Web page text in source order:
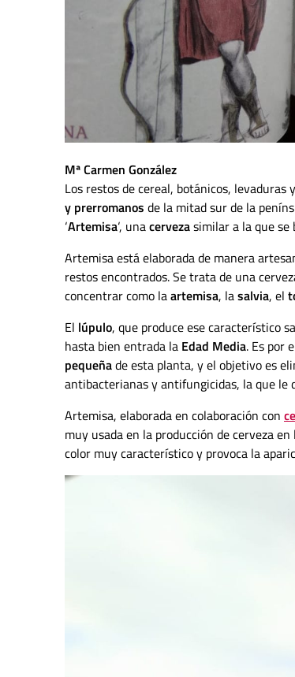
Mª Carmen González
Los restos de cereal, botánicos,
y prerromanos de la mitad sur de la
‘Artemisa‘, unacervezasimilar a la que
Artemisa está elaborada de manera
restos encontrados. Se trata de una
concentrar como laartemisa, lasalvia, el
El lúpulo, que produce ese característico
hasta bien entrada la Edad Media. Es por
pequeñade esta planta, y el objetivo es
antibacterianas y antifungicidas, la que le
Artemisa, elaborada en colaboración con
muy usada en la producción de cerveza
color muy característico y provoca la